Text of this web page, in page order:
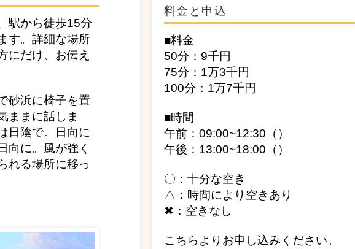
駅から徒歩15分
す。詳細な場所
にだけ、お伝え
砂浜に椅子を置
ままに話しま
日陰で。日向に
向に。風が強く
れる場所に移っ
料金と申込
■料金
50分：9千円
75分：1万3千円
100分：1万7千円​
■時間
午前：09:00~12:30（ ）
​​午後：13:00~18:00（ ）
〇：十分な空き
△：時間により空きあり
✖：空きなし
こちらよりお申し込みください。